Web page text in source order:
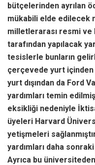
bütçelerinden ayrılan
mükabili elde edilecek
milletlerarası resmi ve
tarafından yapılacak
tesislerle bunların
çerçevede yurt içinden
yurt dışından da Ford
yardımları temin
eksikliği nedeniyle
üyeleri Harvard
yetişmeleri
yardımları daha
Ayrıca bu